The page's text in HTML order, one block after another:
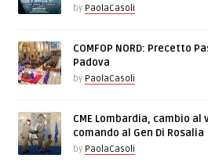
by PaolaCasoli
COMFOP NORD: Precetto
Padova
by PaolaCasoli
CME Lombardia, cambio
comando al Gen Di Rosalia
by PaolaCasoli